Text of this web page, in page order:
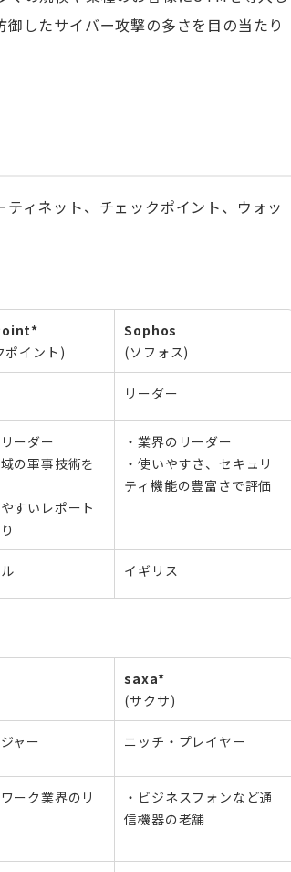
したサイバー攻撃の多さを目の当たり
ィネット、チェックポイント、ウォッ
ポイント)
Sophos
(ソフォス)
リーダー
ーダー
の軍事技術を
すいレポート
・業界のリーダー
・使いやすさ、セキュリ
ティ機能の豊富さで評価
イギリス
saxa*
(サクサ)
ャー ニッチ・プレイヤー
ーク業界のリ
・ビジネスフォンなど通
信機器の老舗